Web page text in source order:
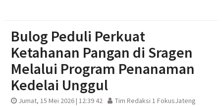
Bulog Peduli Perkuat
Ketahanan Pangan di Sragen
Melalui Program Penanaman
Kedelai Unggul
Jumat, 15 Mei 2026 | 12:39 42 Tim Redaksi 1 FokusJateng